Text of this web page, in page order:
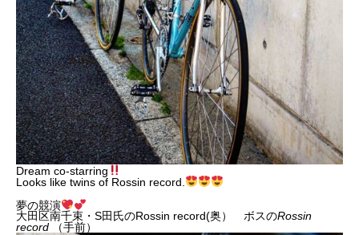
Dream co-starring
Looks like twins of Rossin record.
夢の競演
大田区南千束・S田氏のRossin record(奥） ボスのRossin
record （手前）